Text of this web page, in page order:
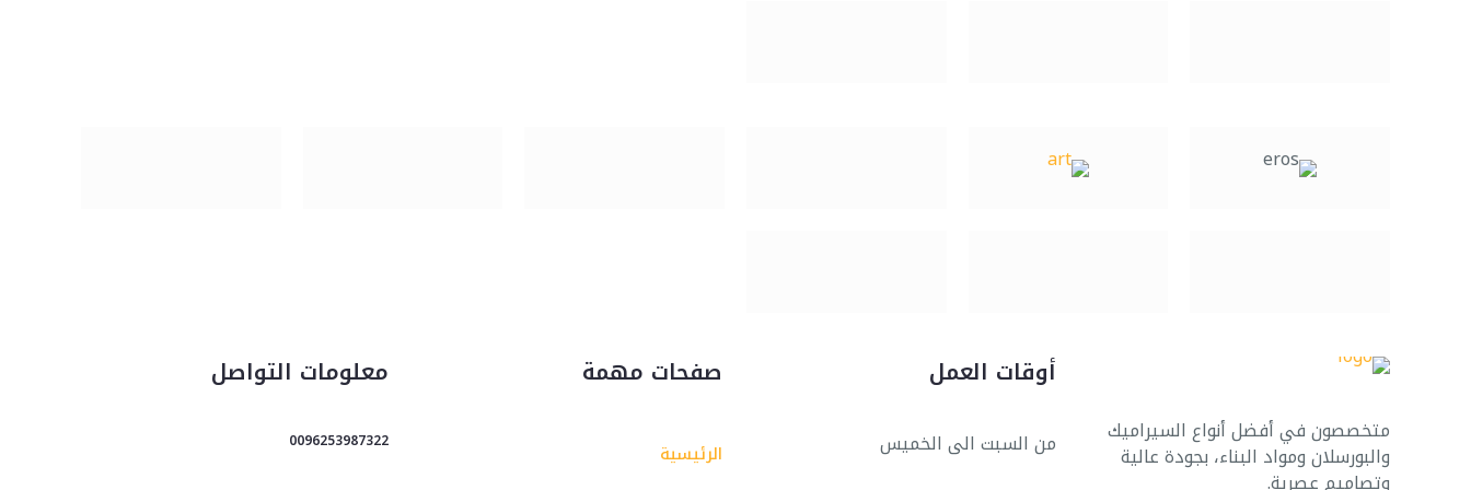
متخصصون في أفضل أنواع السيراميك
والبورسلان ومواد البناء، بجودة عالية
وتصاميم عصرية.
أوقات العمل
من السبت الى الخميس
صفحات مهمة
الرئيسية
معلومات التواصل
0096253987322